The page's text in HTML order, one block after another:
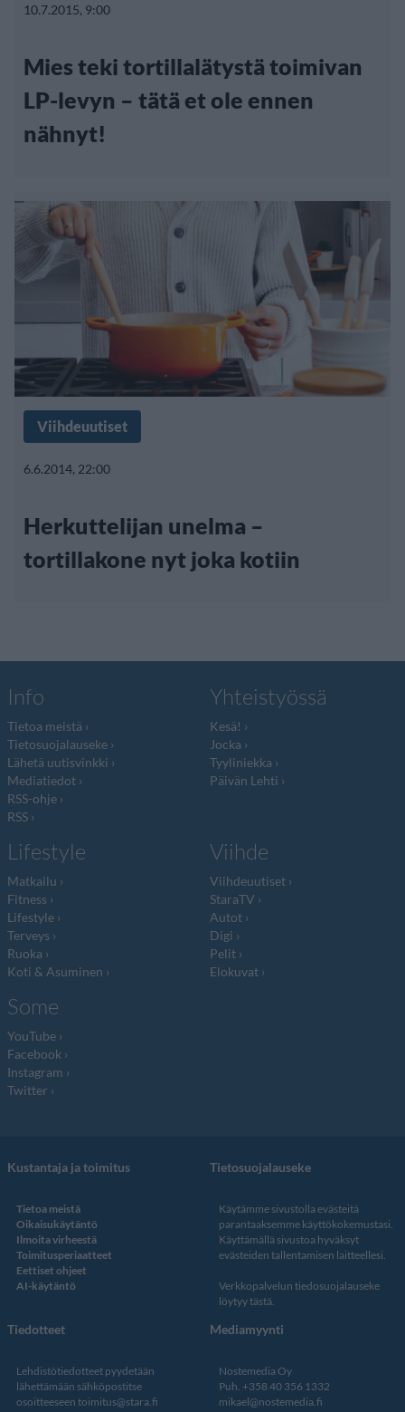
10.7.2015, 9:00
Mies teki tortillalätystä toimivan
LP-levyn – tätä et ole ennen
nähnyt!
Viihdeuutiset
6.6.2014, 22:00
Herkuttelijan unelma –
tortillakone nyt joka kotiin
Info
Tietoa meistä
Tietosuojalauseke
Lähetä uutisvinkki
Mediatiedot
RSS-ohje
RSS
Yhteistyössä
Kesä!
Jocka
Tyyliniekka
Päivän Lehti
Lifestyle
Matkailu
Fitness
Lifestyle
Terveys
Ruoka
Koti & Asuminen
Viihde
Viihdeuutiset
StaraTV
Autot
Digi
Pelit
Elokuvat
Some
YouTube
Facebook
Instagram
Twitter
Kustantaja ja toimitus
Tietoa meistä
Oikaisukäytäntö
Ilmoita virheestä
Toimitusperiaatteet
Eettiset ohjeet
AI-käytäntö
Tietosuojalauseke
Käytämme sivustolla evästeitä
parantaaksemme käyttökokemustasi.
Käyttämällä sivustoa hyväksyt
evästeiden tallentamisen laitteellesi.
Verkkopalvelun tiedosuojalauseke
löytyy tästä.
Tiedotteet
Lehdistötiedotteet pyydetään
lähettämään sähköpostitse
osoitteeseen toimitus@stara.fi
Mediamyynti
Nostemedia Oy
Puh. +358 40 356 1332
mikael@nostemedia.fi